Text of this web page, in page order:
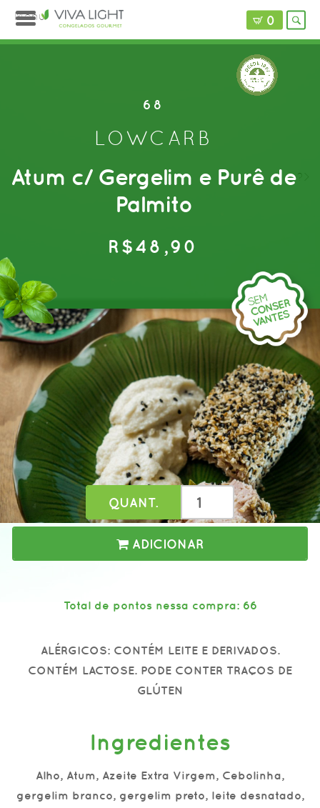
Menu 0
68
LOWCARB
Atum c/ Gergelim e Purê de
Palmito
R$48,90
?>
QUANT.
ADICIONAR
Total de pontos nessa compra: 66
ALÉRGICOS: CONTÉM LEITE E DERIVADOS.
CONTÉM LACTOSE. PODE CONTER TRAÇOS DE
GLÚTEN
Ingredientes
Alho, Atum, Azeite Extra Virgem, Cebolinha,
gergelim branco, gergelim preto, leite desnatado,